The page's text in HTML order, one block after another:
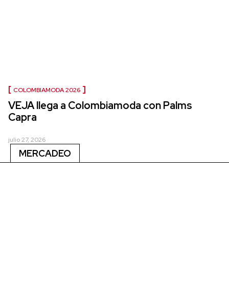
COLOMBIAMODA 2026
VEJA llega a Colombiamoda con Palms
Capra
julio 27, 2026
MERCADEO